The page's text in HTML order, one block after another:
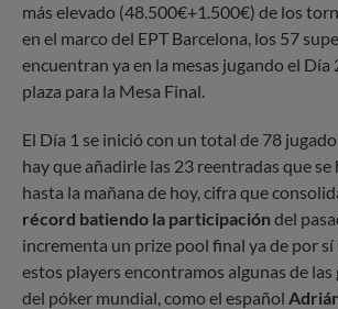
más elevado (48.500€+1.500€) de los
en el marco del EPT Barcelona, los 57
encuentran ya en la mesas jugando el Día
plaza para la Mesa Final.
El Día 1 se inició con un total de 78
hay que añadirle las 23 reentradas que se
hasta la mañana de hoy, cifra que
récord batiendo la participación del
incrementa un prize pool final ya de por
estos players encontramos algunas de las
del póker mundial, como el español